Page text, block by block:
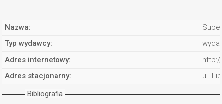
Nazwa:
Typ wydawcy:
Adres internetowy:
Adres stacjonarny:
ul.
Bibliografia